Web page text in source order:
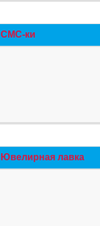
СМС-ки
Ювелирная лавка